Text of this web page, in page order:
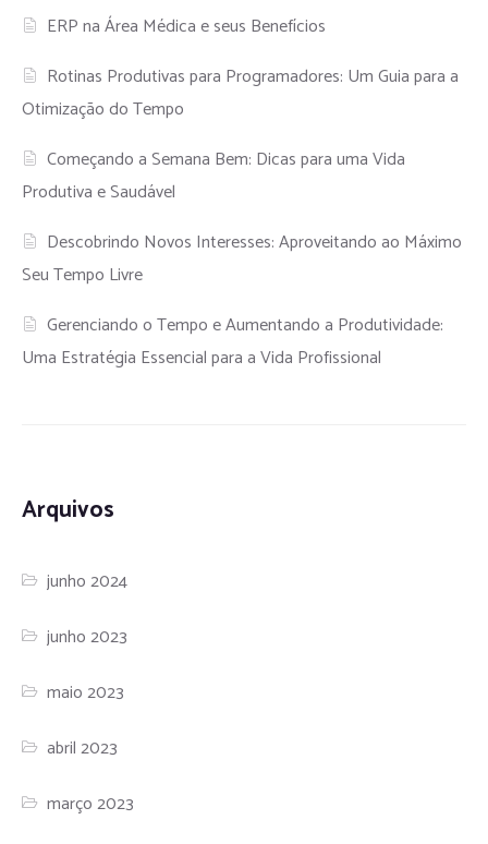
ERP na Área Médica e seus Benefícios
Rotinas Produtivas para Programadores: Um Guia para a
Otimização do Tempo
Começando a Semana Bem: Dicas para uma Vida
Produtiva e Saudável
Descobrindo Novos Interesses: Aproveitando ao Máximo
Seu Tempo Livre
Gerenciando o Tempo e Aumentando a Produtividade:
Uma Estratégia Essencial para a Vida Profissional
Arquivos
junho 2024
junho 2023
maio 2023
abril 2023
março 2023